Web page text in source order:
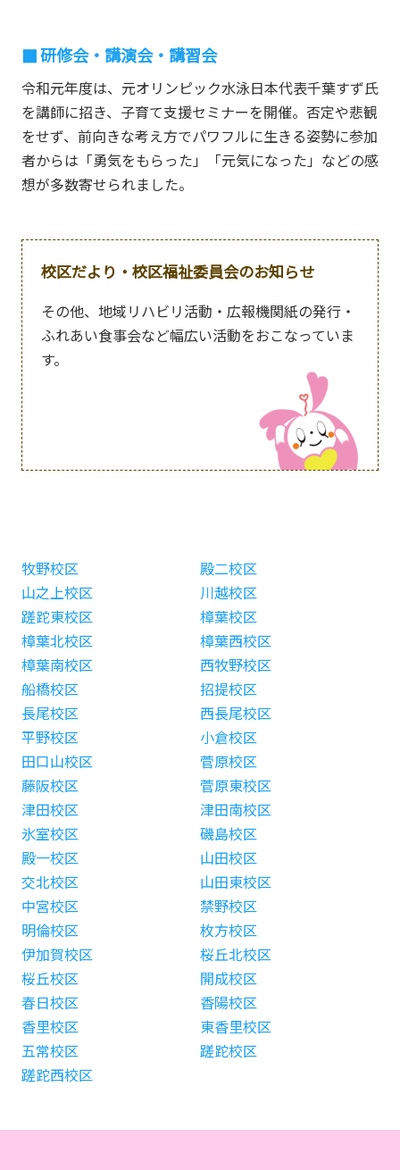
研修会・講演会・講習会
令和元年度は、元オリンピック水泳日本代表千葉すず氏
を講師に招き、子育て支援セミナーを開催。否定や悲観
をせず、前向きな考え方でパワフルに生きる姿勢に参加
者からは「勇気をもらった」「元気になった」などの感
想が多数寄せられました。
校区だより・校区福祉委員会のお知らせ
その他、地域リハビリ活動・広報機関紙の発行・
ふれあい食事会など幅広い活動をおこなっていま
す。
牧野校区
殿二校区
山之上校区
川越校区
蹉跎東校区
樟葉校区
樟葉北校区
樟葉西校区
樟葉南校区
西牧野校区
船橋校区
招提校区
長尾校区
西長尾校区
平野校区
小倉校区
田口山校区
菅原校区
藤阪校区
菅原東校区
津田校区
津田南校区
氷室校区
磯島校区
殿一校区
山田校区
交北校区
山田東校区
中宮校区
禁野校区
明倫校区
枚方校区
伊加賀校区
桜丘北校区
桜丘校区
開成校区
春日校区
香陽校区
香里校区
東香里校区
五常校区
蹉跎校区
蹉跎西校区